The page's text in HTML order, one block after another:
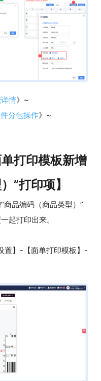
情》~
分包操作》~
打印模板新增
”打印项】
商品编码（商品类型）”
起打印出来。
置】-【面单打印模板】-